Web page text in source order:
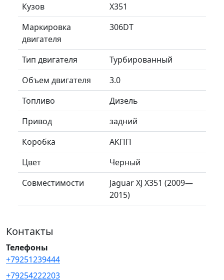
Кузов
X351
Маркировка
двигателя
306DT
Тип двигателя
Турбированный
Объем двигателя
3.0
Топливо
Дизель
Привод
задний
Коробка
АКПП
Цвет
Черный
Совместимости
Jaguar XJ X351 (2009—
2015)
Контакты
Телефоны
+79251239444
+79254222203